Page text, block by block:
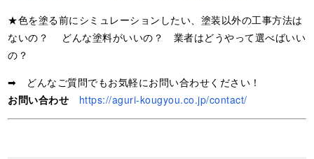
★色を塗る前にシミュレーションしたい、塗装以外の工事方法は
ないの？ どんな塗料がいいの？ 業者はどうやって選べばいい
の？
➡ どんなご質問でもお気軽にお問い合わせください！
お問い合わせ
https://aguri-kougyou.co.jp/contact/